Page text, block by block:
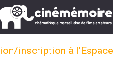
inscription à